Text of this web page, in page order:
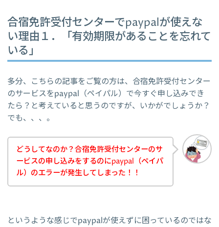
合宿免許受付センターでpaypalが使えな
い理由１．「有効期限があることを忘れて
いる」
多分、こちらの記事をご覧の方は、合宿免許受付センター
のサービスをpaypal（ペイパル）で今すぐ申し込みでき
たら？と考えていると思うのですが、いかがでしょうか？
でも、、、。
どうしてなのか？合宿免許受付センターのサ
ービスの申し込みをするのにpaypal（ペイパ
ル）のエラーが発生してしまった！！
というような感じでpaypalが使えずに困っているのではな